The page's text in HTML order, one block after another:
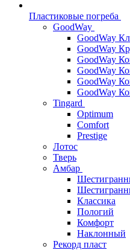
Пластиковые погреба
GoodWay
GoodWay
GoodWay
GoodWay
GoodWay
GoodWay
GoodWay
Tingard
Optimum
Comfort
Prestige
Лотос
Тверь
Амбар
Классика
Пологий
Комфорт
Наклонный
Рекорд пласт